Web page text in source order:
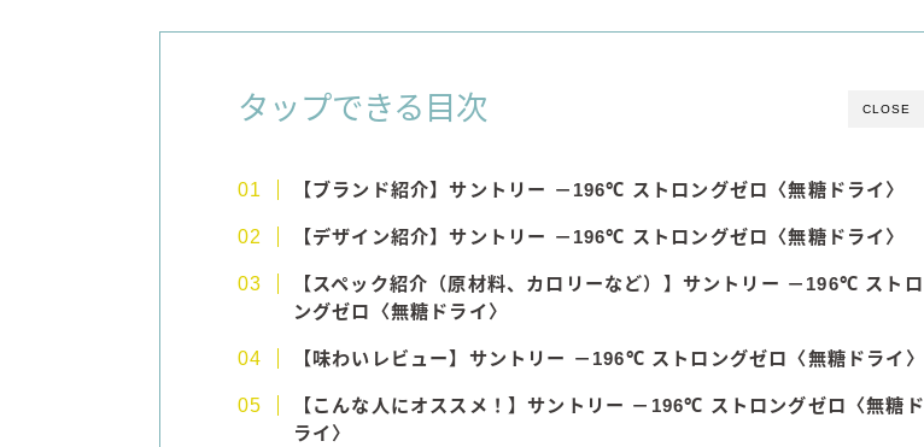
CLOSE
タップできる目次
【ブランド紹介】サントリー －196℃ ストロングゼロ〈無糖ドライ〉
【デザイン紹介】サントリー －196℃ ストロングゼロ〈無糖ドライ〉
【スペック紹介（原材料、カロリーなど）】 サントリー －196℃ ストロ
ングゼロ〈無糖ドライ〉
【味わいレビュー】 サントリー －196℃ ストロングゼロ〈無糖ドライ〉
【こんな人にオススメ！】サントリー －196℃ ストロングゼロ〈無糖ド
ライ〉